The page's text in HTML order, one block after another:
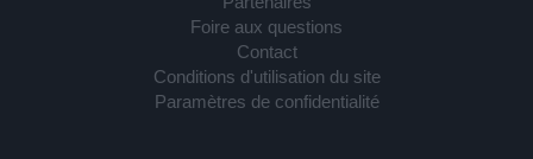
Foire aux questions
Contact
Conditions d'utilisation du site
Paramètres de confidentialité